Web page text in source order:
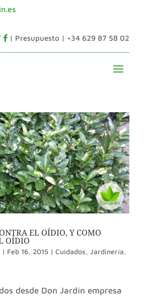
| Presupuesto | +34 629 87 58 02
EL OÍDIO, Y COMO
OÍDIO
| Feb 16, 2015| Cuidados, Jardinería,
desde Don Jardín empresa